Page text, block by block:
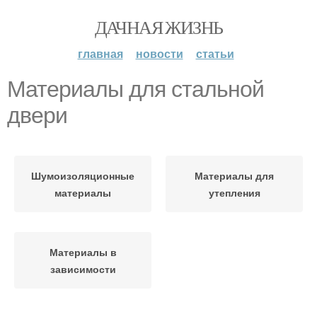
ДАЧНАЯ ЖИЗНЬ
главная новости статьи
Материалы для стальной
двери
Шумоизоляционные
материалы
Материалы для
утепления
Материалы в
зависимости